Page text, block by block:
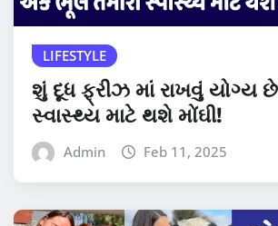
LIFESTYLE
શું દૂધ ફ્રીઝ માં રાખવું
સ્વાસ્થ્ય માટે થશે મોંઘી!
Admin Feb 11, 2025